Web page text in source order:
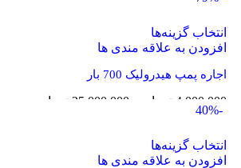
انتخاب گزینه‌ها
افزودن به علاقه مندی ها
اجاره پمپ هیدرولیک 700 بار
4,000,000 تومان 25,000,000 تومان
-40%
انتخاب گزینه‌ها
افزودن به علاقه مندی ها